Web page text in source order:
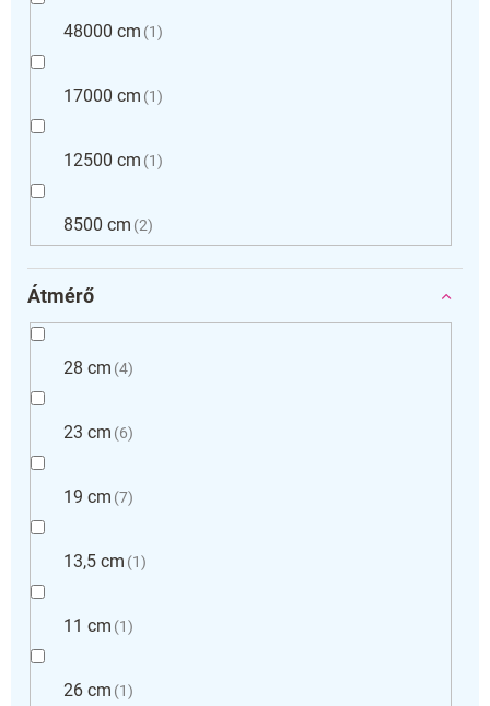
48000 cm 1
17000 cm 1
12500 cm 1
8500 cm 2
Átmérő
28 cm 4
23 cm 6
19 cm 7
13,5 cm 1
11 cm 1
26 cm 1